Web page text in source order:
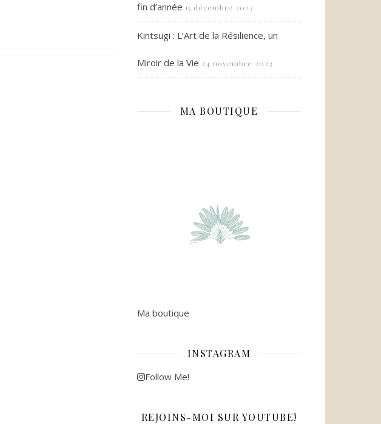
fin d’année 15 décembre 2023
Kintsugi : L’Art de la Résilience, un
Miroir de la Vie 24 novembre 2023
MA BOUTIQUE
Ma boutique
INSTAGRAM
Follow Me!
REJOINS-MOI SUR YOUTUBE!